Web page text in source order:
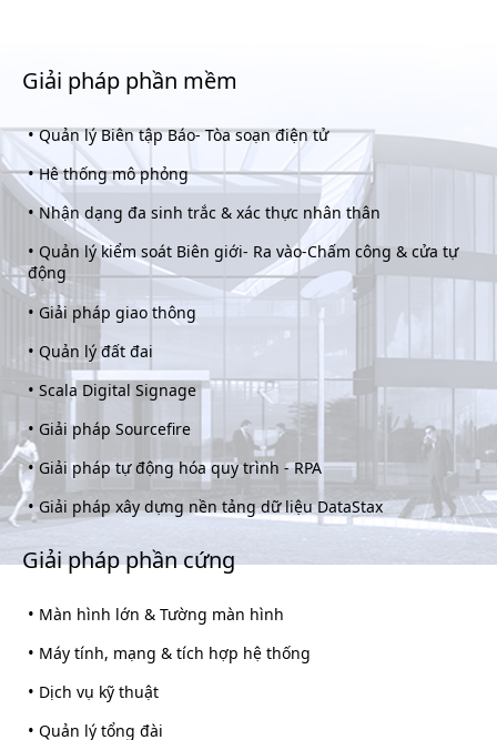
Giải pháp phần mềm
•Quản lý Biên tập Báo- Tòa soạn điện tử
•Hê thống mô phỏng
•Nhận dạng đa sinh trắc & xác thực nhân thân
• Quản lý kiểm soát Biên giới- Ra vào-Chấm công & cửa tự
động
• Giải pháp giao thông
•Quản lý đất đai
•Scala Digital Signage
• Giải pháp Sourcefire
•Giải pháp tự động hóa quy trình - RPA
•Giải pháp xây dựng nền tảng dữ liệu DataStax
Giải pháp phần cứng
• Màn hình lớn & Tường màn hình
• Máy tính, mạng & tích hợp hệ thống
• Dịch vụ kỹ thuật
•Quản lý tổng đài